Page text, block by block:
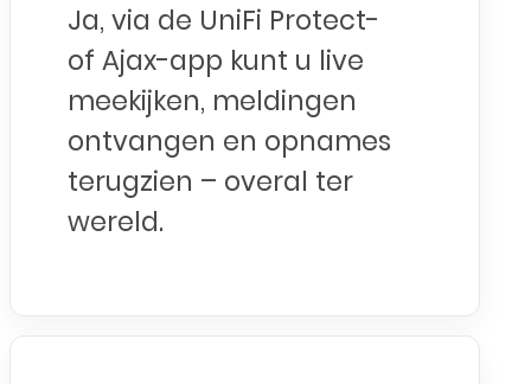
Ja, via de UniFi Protect-
of Ajax-app kunt u live
meekijken, meldingen
ontvangen en opnames
terugzien – overal ter
wereld.